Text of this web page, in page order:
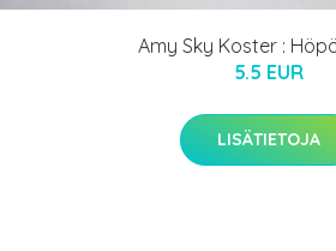
Amy Sky Koster :
5.5 EUR
LISÄTIETOJA